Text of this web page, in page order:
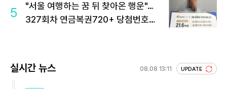
5
"서울 여행하는 꿈 뒤 찾아온 행운"…
327회차 연금복권720+ 당첨번호조
실시간 뉴스 08.08 13:11 UPDATE